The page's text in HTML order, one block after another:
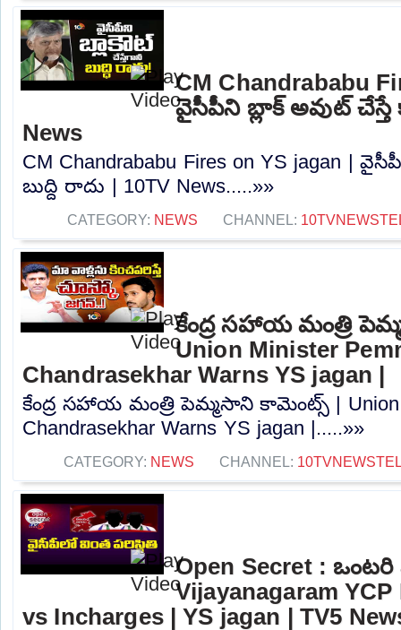
CM Chandrababu
వైసీపీని బ్లాక్ అవుట్ చేస్తే
News
CM Chandrababu Fires on YS jagan |
బుద్ది రాదు | 10TV News.....»»
CATEGORY: NEWS CHANNEL:
కేంద్ర సహాయ మంత్రి
Union Minister
Chandrasekhar Warns YS jagan |
కేంద్ర సహాయ మంత్రి పెమ్మసాని కామెంట్స్‌ | Union
Chandrasekhar Warns YS jagan |.....»»
CATEGORY: NEWS CHANNEL:
Open Secret : ఒంటరి
Vijayanagaram
vs Incharges | YS jagan | TV5